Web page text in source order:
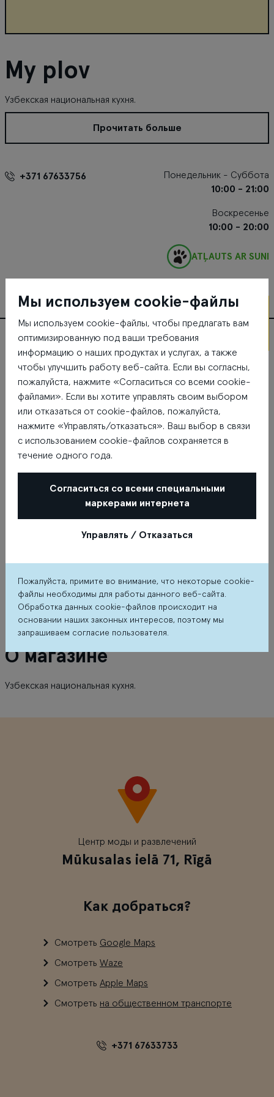
My plov
Узбекская национальная кухня.
Прочитать больше
+371 67633756
Понедельник - Суббота
10:00 - 21:00
Воскресенье
10:00 - 20:00
ATĻAUTS AR SUNI
На 02.
Где находится My plov
О магазине
Узбекская национальная кухня.
Центр моды и развлечений
Mūkusalas ielā 71, Rīgā
Как добраться?
Смотреть Google Maps
Смотреть Waze
Смотреть Apple Maps
Смотреть на общественном транспорте
+371 67633733
Мы используем cookie-файлы
Мы используем cookie-файлы, чтобы предлагать вам
оптимизированную под ваши требования
информацию о наших продуктах и услугах, а также
чтобы улучшить работу веб-сайта. Если вы согласны,
пожалуйста, нажмите «Согласиться со всеми cookie-
файлами». Если вы хотите управлять своим выбором
или отказаться от cookie-файлов, пожалуйста,
нажмите «Управлять/отказаться». Ваш выбор в связи
с использованием cookie-файлов сохраняется в
течение одного года.
Согласиться со всеми специальными
маркерами интернета
Управлять / Отказаться
Пожалуйста, примите во внимание, что некоторые cookie-
файлы необходимы для работы данного веб-сайта.
Обработка данных cookie-файлов происходит на
основании наших законных интересов, поэтому мы
запрашиваем согласие пользователя.